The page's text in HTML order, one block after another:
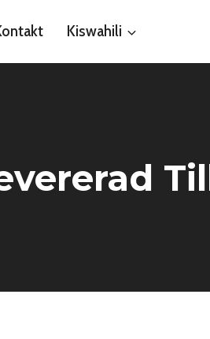
Kiswahili